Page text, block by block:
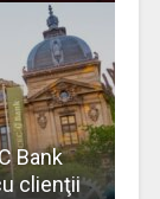
Bank
clienţii